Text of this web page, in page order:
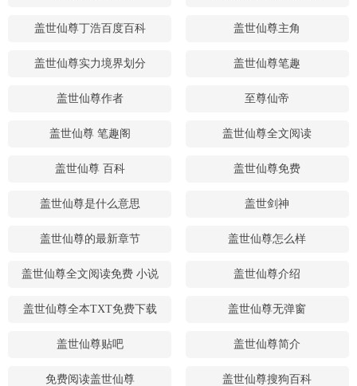
盖世仙尊丁浩百度百科 盖世仙尊主角
盖世仙尊实力境界划分 盖世仙尊笔趣
盖世仙尊作者 至尊仙帝
盖世仙尊 笔趣阁 盖世仙尊全文阅读
盖世仙尊 百科 盖世仙尊免费
盖世仙尊是什么意思 盖世剑神
盖世仙尊的最新章节 盖世仙尊怎么样
盖世仙尊全文阅读免费 小说 盖世仙尊介绍
盖世仙尊全本TXT免费下载 盖世仙尊无弹窗
盖世仙尊贴吧 盖世仙尊简介
免费阅读盖世仙尊 盖世仙尊搜狗百科